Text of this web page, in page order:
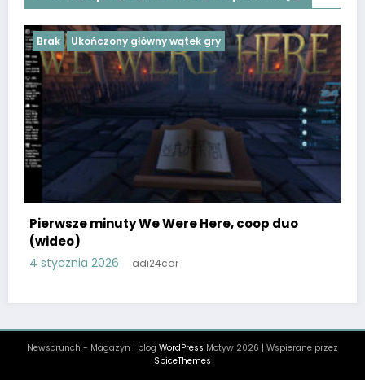
Brak Ukończony główny wątek gry
Pierwsze minuty We Were Here, coop duo
(wideo)
4 stycznia 2026 adi24car
Newscrunch - Magazyn i blog WordPress Motyw 2026 | Wspierane przez
SpiceThemes